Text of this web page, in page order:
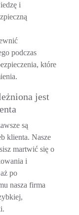
i
podczas
które
jest
są
klienta. Nasze
martwić się o
i
po
nasza firma